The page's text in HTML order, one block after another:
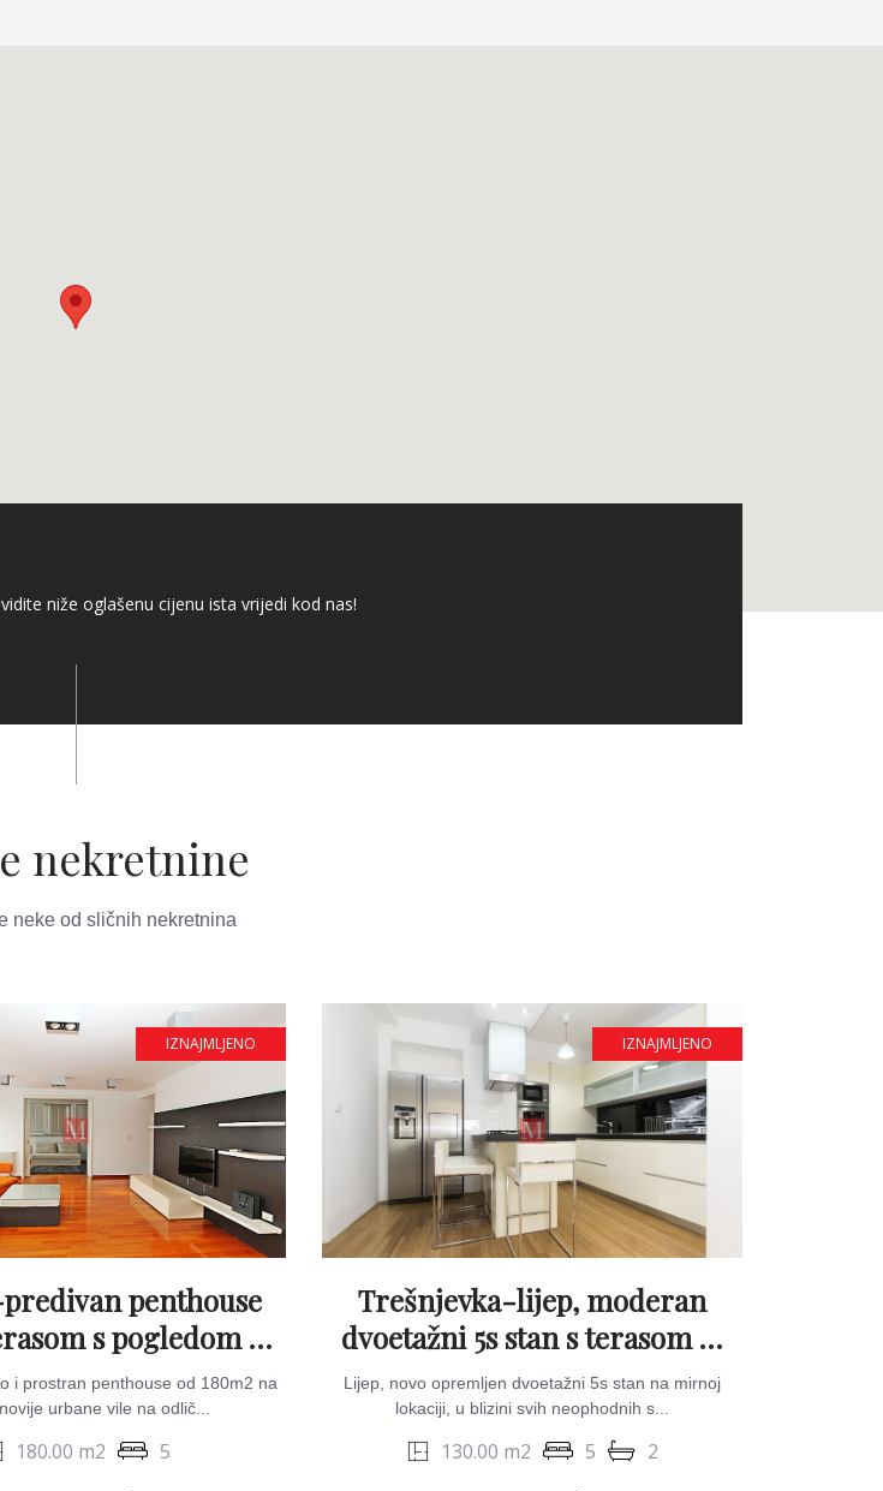
niže oglašenu cijenu ista vrijedi kod nas!
nekretnine
neke od sličnih nekretnina
IZNAJMLJENO
penthouse
s pogledom na
& garažom
i prostran penthouse od 180m2 na
urbane vile na odlič...
180.00 m2 5
IZNAJMLJENO
Trešnjevka-lijep, moderan
dvoetažni 5s stan s terasom &
parkingom
Lijep, novo opremljen dvoetažni 5s stan na mirnoj
lokaciji, u blizini svih neophodnih s...
130.00 m2 5 2